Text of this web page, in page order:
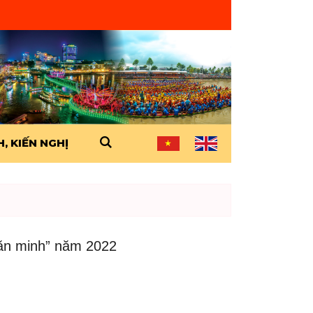
KIẾN NGHỊ
minh” năm 2022